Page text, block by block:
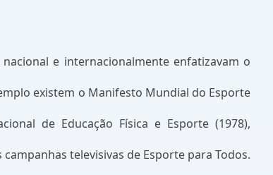
e internacionalmente enfatizavam o
existem o Manifesto Mundial do Esporte
de Educação Física e Esporte (1978),
televisivas de Esporte para Todos.